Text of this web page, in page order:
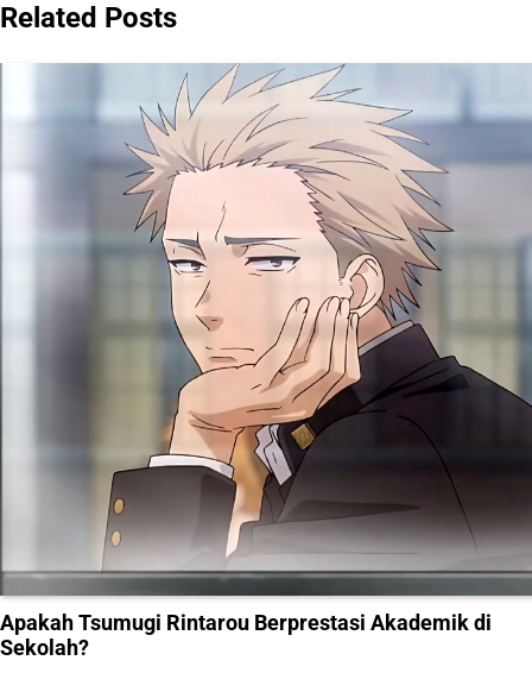
Related Posts
Apakah Tsumugi Rintarou Berprestasi Akademik di
Sekolah?